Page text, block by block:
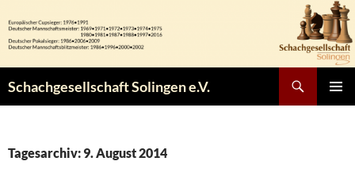
Inhalt
springen
Schachgesellschaft Solingen e.V.
Tagesarchiv: 9. August 2014